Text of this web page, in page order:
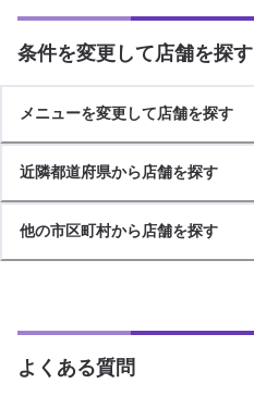
条件を変更して店舗を探す
メニューを変更して店舗を探す
近隣都道府県から店舗を探す
他の市区町村から店舗を探す
よくある質問